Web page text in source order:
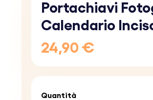
Portachiavi
Calendario
24,90 €
Quantità